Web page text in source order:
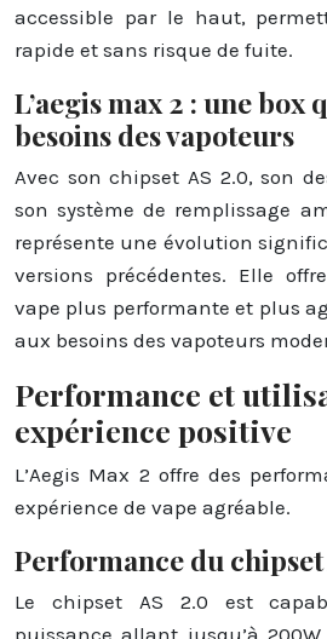
accessible par le haut,
rapide et sans risque de fuite.
L’aegis max 2 : une box
besoins des vapoteurs
Avec son chipset AS 2.0, son
son système de remplissage
représente une évolution
versions précédentes. Elle
vape plus performante et plus
aux besoins des vapoteurs
Performance et
expérience positive
L’Aegis Max 2 offre des
expérience de vape agréable.
Performance du chipset
Le chipset AS 2.0 est
puissance allant jusqu’à